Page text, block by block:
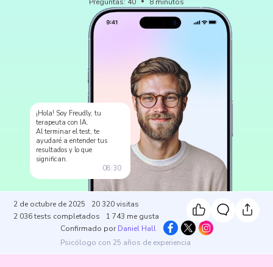
¡Hola! Soy Freudly, tu
terapeuta con IA.
Al terminar el test, te
ayudaré a entender tus
resultados y lo que
significan.
08:30
2 de octubre de 2025 20 320 visitas
2 036 tests completados 1 743 me gusta
Confirmado por Daniel Hall
Psicólogo con 25 años de experiencia